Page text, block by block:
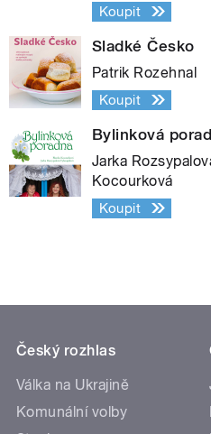
Koupit
Sladké Česko
Patrik Rozehnal
Koupit
Bylinková
Jarka
Kocourková
Koupit
Český rozhlas
Válka na Ukrajině
Komunální volby